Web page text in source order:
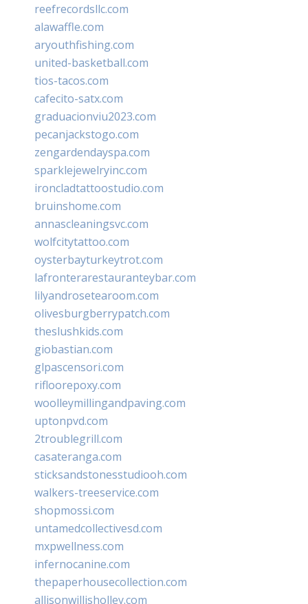
reefrecordsllc.com
alawaffle.com
aryouthfishing.com
united-basketball.com
tios-tacos.com
cafecito-satx.com
graduacionviu2023.com
pecanjackstogo.com
zengardendayspa.com
sparklejewelryinc.com
ironcladtattoostudio.com
bruinshome.com
annascleaningsvc.com
wolfcitytattoo.com
oysterbayturkeytrot.com
lafronterarestauranteybar.com
lilyandrosetearoom.com
olivesburgberrypatch.com
theslushkids.com
giobastian.com
glpascensori.com
rifloorepoxy.com
woolleymillingandpaving.com
uptonpvd.com
2troublegrill.com
casateranga.com
sticksandstonesstudiooh.com
walkers-treeservice.com
shopmossi.com
untamedcollectivesd.com
mxpwellness.com
infernocanine.com
thepaperhousecollection.com
allisonwillisholley.com